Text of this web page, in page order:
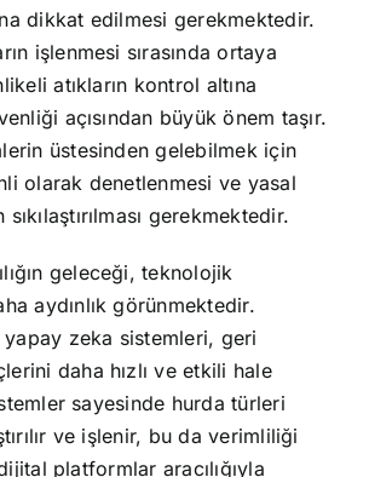
dikkat edilmesi gerekmektedir.
işlenmesi sırasında ortaya
atıkların kontrol altına
açısından büyük önem taşır.
üstesinden gelebilmek için
olarak denetlenmesi ve yasal
gerekmektedir.
geleceği, teknolojik
aydınlık görünmektedir.
zeka sistemleri, geri
daha hızlı ve etkili hale
sayesinde hurda türleri
ve işlenir, bu da verimliliği
platformlar aracılığıyla